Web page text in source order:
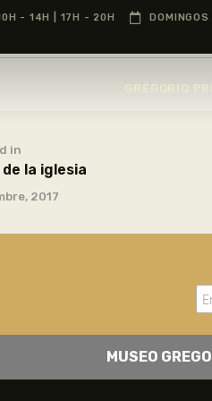
- 14H | 17H - 20H
in
de la iglesia
2017
MUSEO